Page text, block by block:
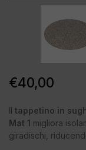
€40,00
Il tappetino in
Mat 1 migliora
giradischi,